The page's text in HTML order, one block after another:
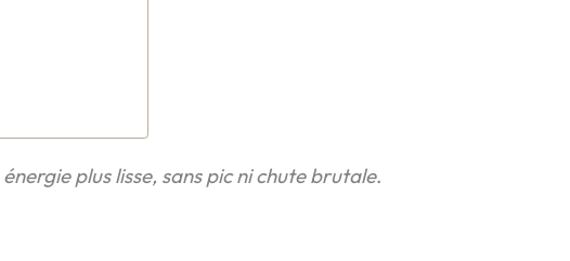
énergie plus lisse, sans pic ni chute brutale.